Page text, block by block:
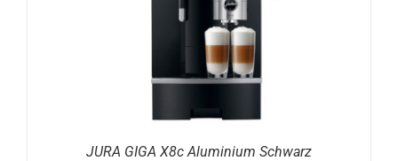
DETAILS
JURA GIGA X8c Aluminium Schwarz